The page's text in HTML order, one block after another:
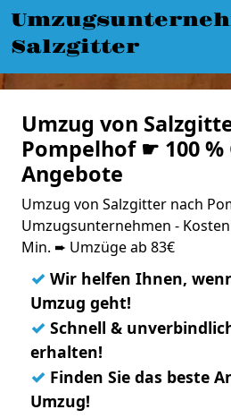
Salzgitter
Umzug von
Pompelhof ☛ 100 %
Angebote
Umzug von Salzgitter nach
Umzugsunternehmen -
Min. ➨ Umzüge ab 83€
✓ Wir helfen Ihnen,
Umzug geht!
✓ Schnell &
erhalten!
✓ Finden Sie das beste
Umzug!